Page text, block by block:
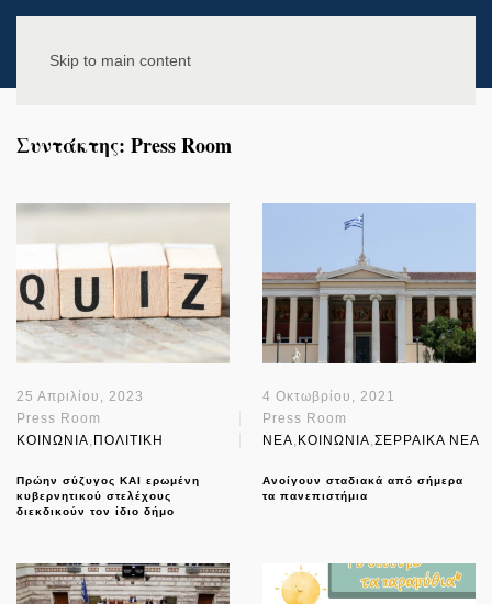
Skip to main content
Συντάκτης: Press Room
25 Απριλίου, 2023
Press Room
ΚΟΙΝΩΝΙΑ ΠΟΛΙΤΙΚΗ
Πρώην σύζυγος ΚΑΙ ερωμένη
κυβερνητικού στελέχους
διεκδικούν τον ίδιο δήμο
4 Οκτωβρίου, 2021
Press Room
NEA ΚΟΙΝΩΝΙΑ ΣΕΡΡΑΙΚΑ ΝΕΑ
Ανοίγουν σταδιακά από σήμερα
τα πανεπιστήμια